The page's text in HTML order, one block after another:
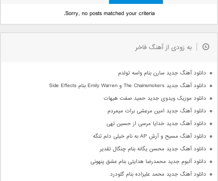
Sorry, no posts matched your criteria.
به زودی از آهنگ فاخر
دانلود آهنگ جدید سارن بنام واسه تولدم
دانلود آهنگ جدید The Chainsmokers و Emily Warren بنام Side Effects
دانلود موزیک ویدوی جدید حمید صفت هیهات
دانلود آهنگ جدید امین مرعشی برات میمردم
دانلود آهنگ جدید خدایا مرسی از حسین تهی
دانلود آهنگ مسیح و آرش AP به نام خیلی دلم تنگه
دانلود آهنگ جدید محسن یگانه بنام چنگال تقدیر
دانلود آلبوم جدید محمدرضا هدایتی بنام عشق پنهونی
دانلود آهنگ جدید محمد علیزاده بنام گلودرد